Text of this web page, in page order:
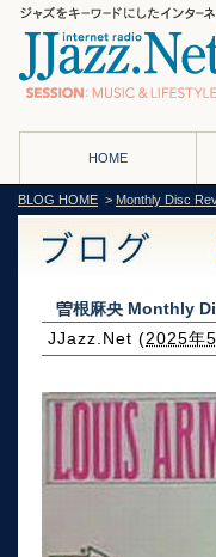
HOME
BLOG HOME > Monthly Disc
曽根麻央 Monthly
JJazz.Net (2025年